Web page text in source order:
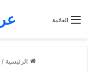
القائمة
الرئيسية /